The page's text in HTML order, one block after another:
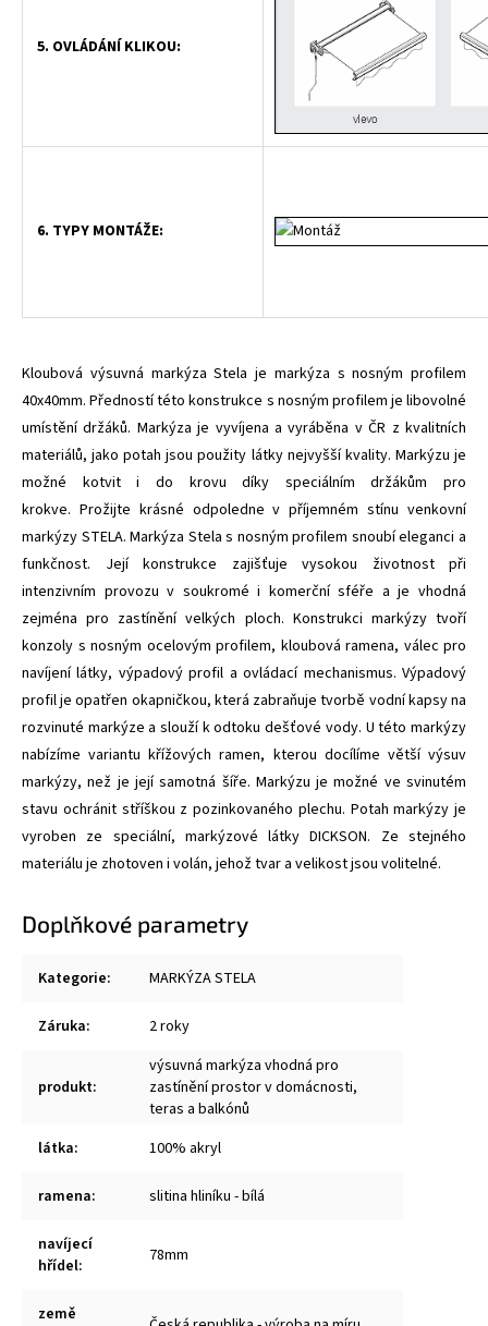
5. OVLÁDÁNÍ KLIKOU:
6. TYPY MONTÁŽE:
Kloubová výsuvná markýza Stela je markýza s nosným profilem
40x40mm. Předností této konstrukce s nosným profilem je libovolné
umístění držáků. Markýza je vyvíjena a vyráběna v ČR z kvalitních
materiálů, jako potah jsou použity látky nejvyšší kvality. Markýzu je
možné kotvit i do krovu díky speciálním držákům pro
krokve. Prožijte krásné odpoledne v příjemném stínu venkovní
markýzy STELA. Markýza Stela s nosným profilem snoubí eleganci a
funkčnost. Její konstrukce zajišťuje vysokou životnost při
intenzivním provozu v soukromé i komerční sféře a je vhodná
zejména pro zastínění velkých ploch. Konstrukci markýzy tvoří
konzoly s nosným ocelovým profilem, kloubová ramena, válec pro
navíjení látky, výpadový profil a ovládací mechanismus. Výpadový
profil je opatřen okapničkou, která zabraňuje tvorbě vodní kapsy na
rozvinuté markýze a slouží k odtoku dešťové vody. U této markýzy
nabízíme variantu křížových ramen, kterou docílíme větší výsuv
markýzy, než je její samotná šíře. Markýzu je možné ve svinutém
stavu ochránit stříškou z pozinkovaného plechu. Potah markýzy je
vyroben ze speciální, markýzové látky DICKSON. Ze stejného
materiálu je zhotoven i volán, jehož tvar a velikost jsou volitelné.
Doplňkové parametry
Kategorie: MARKÝZA STELA
Záruka: 2 roky
produkt:
výsuvná markýza vhodná pro
zastínění prostor v domácnosti,
teras a balkónů
látka: 100% akryl
ramena: slitina hliníku - bílá
navíjecí
hřídel: 78mm
země